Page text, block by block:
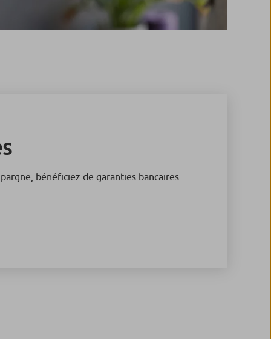
bénéficiez de garanties bancaires